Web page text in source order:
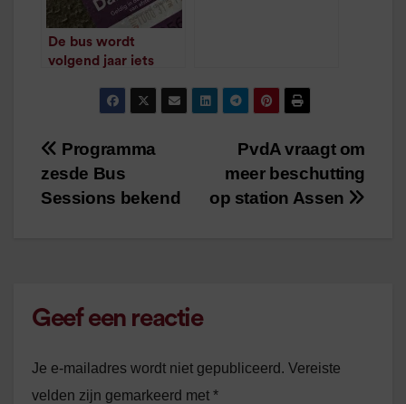
De bus wordt
volgend jaar iets
Arriva-treinen gelijk
minuten
Bericht
navigatie
PvdA vraagt om
meer beschutting
op station Assen
Programma
zesde Bus
Sessions bekend
Geef een reactie
Je e-mailadres wordt niet gepubliceerd. Vereiste
velden zijn gemarkeerd met *